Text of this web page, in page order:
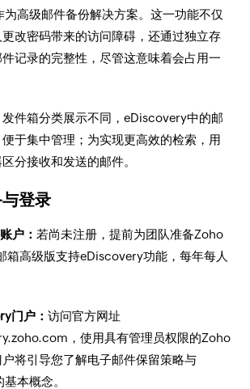
高级邮件备份解决方案。这一功能不仅
改密码带来的访问障碍，还通过独立存
记录的完整性，尽管这意味着会占用一
件箱分类展示不同，eDiscovery中的邮
于集中管理；为实现更高效的检索，用
分接收和发送的邮件。
登录
户： 若尚未注册，提前为团队准备Zoho
箱高级版支持eDiscovery功能，每年每人
门户：访问官方网址
，使用具有管理员权限的Zoho
将引导您了解电子邮件保留策略与
本概念。